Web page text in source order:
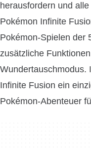
herausfordern und
Pokémon Infinite
Pokémon-Spielen der
zusätzliche
Wundertauschmodus.
Infinite Fusion ein
Pokémon-Abenteuer